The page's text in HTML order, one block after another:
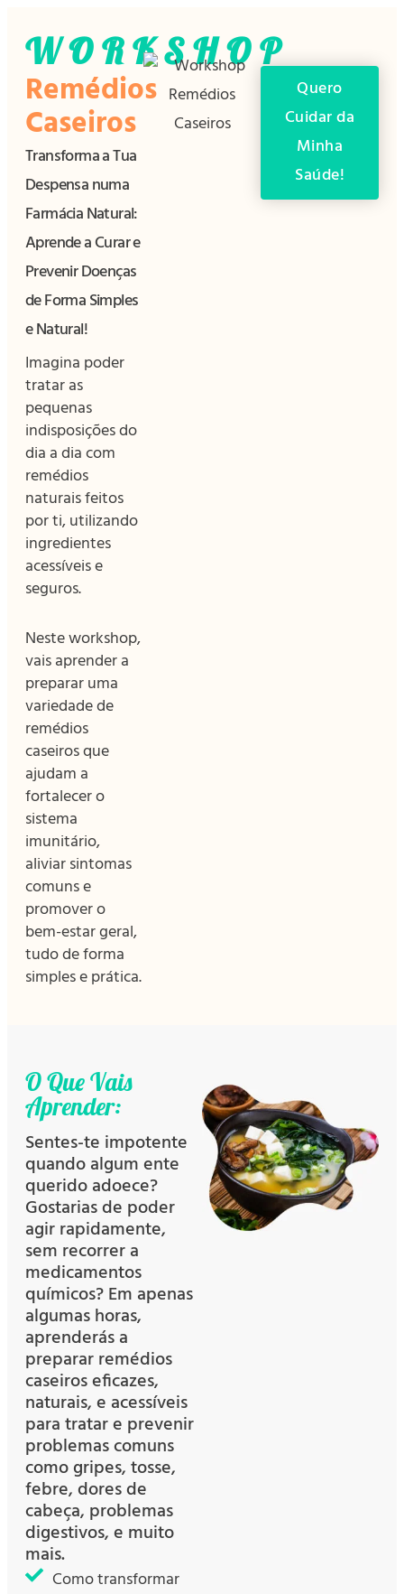
WORKSHOP
Remédios
Caseiros
Transforma a Tua
Despensa numa
Farmácia Natural:
Aprende a Curar e
Prevenir Doenças
de Forma Simples
e Natural!
Imagina poder
tratar as
pequenas
indisposições do
dia a dia com
remédios
naturais feitos
por ti, utilizando
ingredientes
acessíveis e
seguros.
Neste workshop,
vais aprender a
preparar uma
variedade de
remédios
caseiros que
ajudam a
fortalecer o
sistema
imunitário,
aliviar sintomas
comuns e
promover o
bem-estar geral,
tudo de forma
simples e prática.
Quero
Cuidar da
Minha
Saúde!
O Que Vais
Aprender:
Sentes-te impotente
quando algum ente
querido adoece?
Gostarias de poder
agir rapidamente,
sem recorrer a
medicamentos
químicos? Em apenas
algumas horas,
aprenderás a
preparar remédios
caseiros eficazes,
naturais, e acessíveis
para tratar e prevenir
problemas comuns
como gripes, tosse,
febre, dores de
cabeça, problemas
digestivos, e muito
mais.
Como transformar